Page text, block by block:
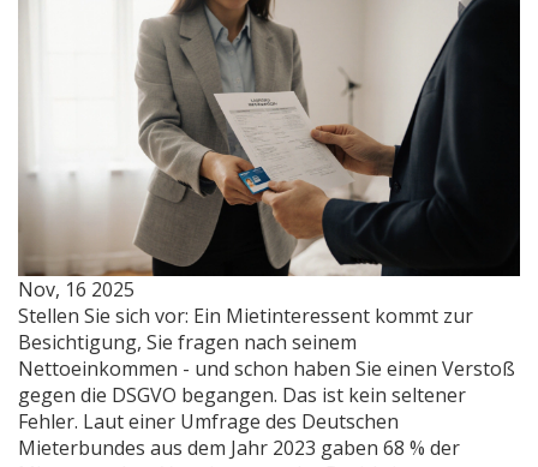
Nov, 16 2025
Stellen Sie sich vor: Ein Mietinteressent kommt zur
Besichtigung, Sie fragen nach seinem
Nettoeinkommen - und schon haben Sie einen Verstoß
gegen die DSGVO begangen. Das ist kein seltener
Fehler. Laut einer Umfrage des Deutschen
Mieterbundes aus dem Jahr 2023 gaben 68 % der